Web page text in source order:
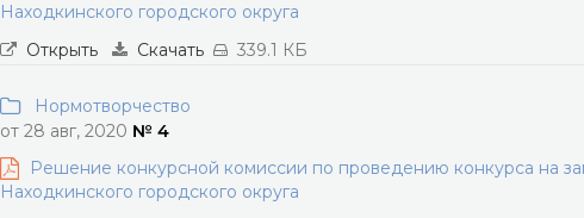
Находкинского городского округа
Открыть
Скачать 339.1 КБ
Нормотворчество
от 28 авг, 2020 № 4
Решение конкурсной комиссии по проведению конкурса на
Находкинского городского округа